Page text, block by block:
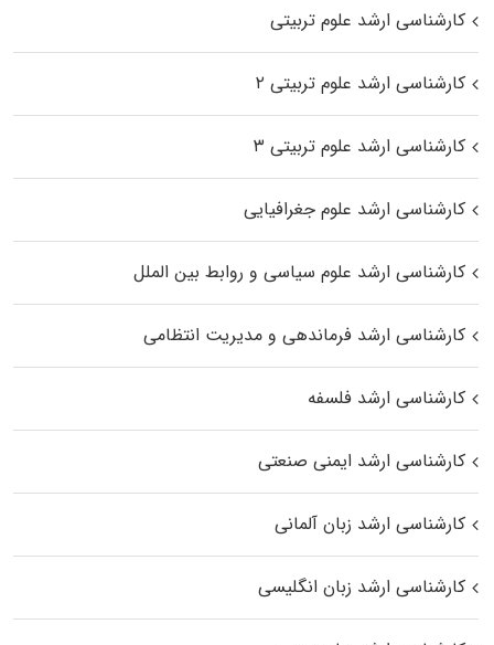
کارشناسی ارشد علوم تربیتی
کارشناسی ارشد علوم تربیتی ۲
کارشناسی ارشد علوم تربیتی ۳
کارشناسی ارشد علوم جغرافیایی
کارشناسی ارشد علوم سیاسی و روابط بین الملل
کارشناسی ارشد فرماندهی و مدیریت انتظامی
کارشناسی ارشد فلسفه
کارشناسی ارشد ایمنی صنعتی
کارشناسی ارشد زبان آلمانی
کارشناسی ارشد زبان انگلیسی